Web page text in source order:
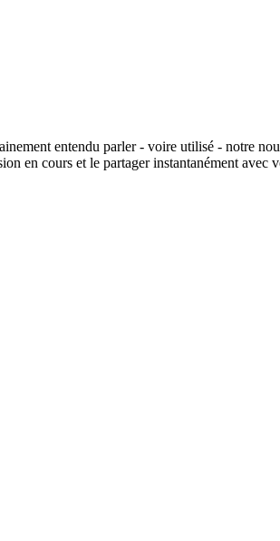
entendu parler - voire utilisé - notre
en cours et le partager instantanément